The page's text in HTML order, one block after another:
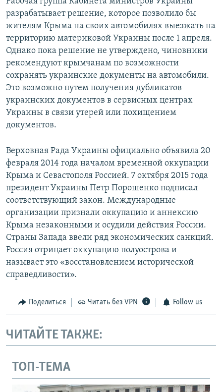
разрабатывает решение, которое позволило бы
жителям Крыма на своих автомобилях выезжать на
территорию материковой Украины после 1 апреля.
Однако пока решение не утверждено, чиновники
рекомендуют крымчанам по возможности
сохранять украинские документы на автомобили.
Это возможно путем получения дубликатов
украинских документов в сервисных центрах
Украины в связи утерей или похищением
документов.
Верховная Рада Украины официально объявила 20
февраля 2014 года началом временной оккупации
Крыма и Севастополя Россией. 7 октября 2015 года
президент Украины Петр Порошенко подписал
соответствующий закон. Международные
организации признали оккупацию и аннексию
Крыма незаконными и осудили действия России.
Страны Запада ввели ряд экономических санкций.
Россия отрицает оккупацию полуострова и
называет это «восстановлением исторической
справедливости».
Поделиться Читать без VPN Follow us
ЧИТАЙТЕ ТАКЖЕ:
ТОП-ТЕМА